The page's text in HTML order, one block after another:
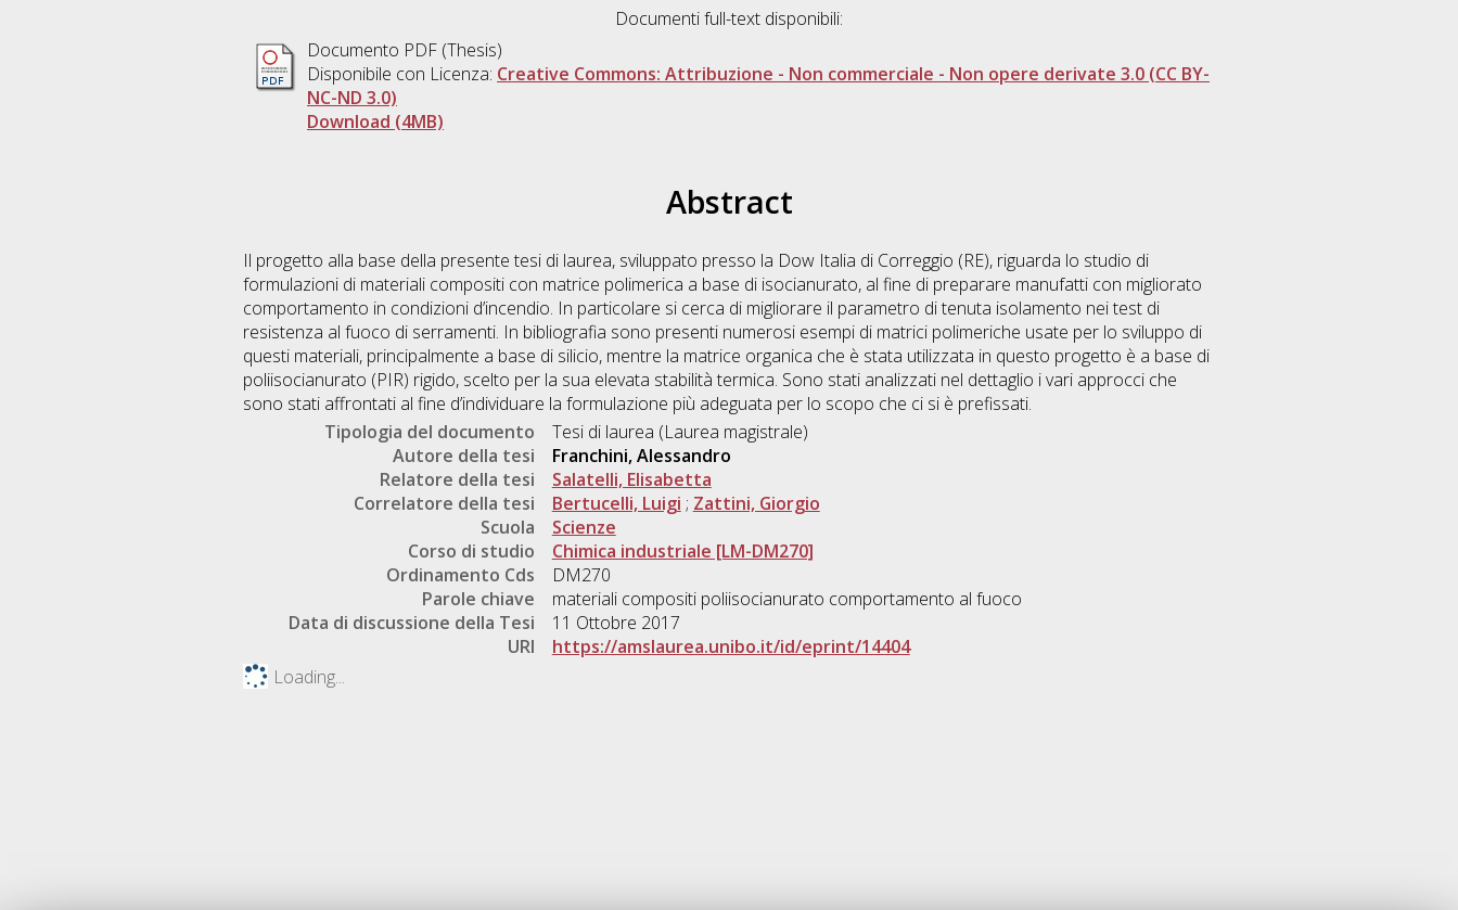
Documenti full-text disponibili:
Documento PDF (Thesis)
Disponibile con Licenza: Creative Commons: Attribuzione - Non commerciale - Non opere derivate 3.0 (CC BY-
NC-ND 3.0)
Download (4MB)
Abstract
Il progetto alla base della presente tesi di laurea, sviluppato presso la Dow Italia di Correggio (RE), riguarda lo studio di
formulazioni di materiali compositi con matrice polimerica a base di isocianurato, al fine di preparare manufatti con migliorato
comportamento in condizioni d’incendio. In particolare si cerca di migliorare il parametro di tenuta isolamento nei test di
resistenza al fuoco di serramenti. In bibliografia sono presenti numerosi esempi di matrici polimeriche usate per lo sviluppo di
questi materiali, principalmente a base di silicio, mentre la matrice organica che è stata utilizzata in questo progetto è a base di
poliisocianurato (PIR) rigido, scelto per la sua elevata stabilità termica. Sono stati analizzati nel dettaglio i vari approcci che
sono stati affrontati al fine d’individuare la formulazione più adeguata per lo scopo che ci si è prefissati.
Tipologia del documento
Tesi di laurea (Laurea magistrale)
Autore della tesi
Franchini, Alessandro
Relatore della tesi
Salatelli, Elisabetta
Correlatore della tesi
Bertucelli, Luigi ; Zattini, Giorgio
Scuola
Scienze
Corso di studio
Chimica industriale [LM-DM270]
Ordinamento Cds
DM270
Parole chiave
materiali compositi poliisocianurato comportamento al fuoco
Data di discussione della Tesi
11 Ottobre 2017
URI
https://amslaurea.unibo.it/id/eprint/14404
Loading...